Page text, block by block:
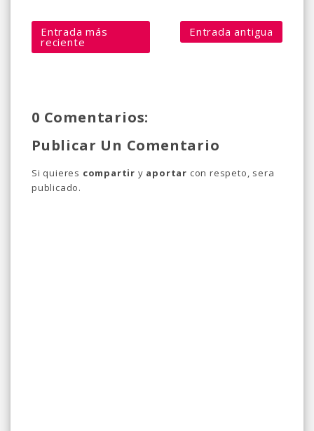
Entrada más
reciente
Entrada antigua
0 Comentarios:
Publicar Un Comentario
Si quieres compartir y aportar con respeto, sera
publicado.